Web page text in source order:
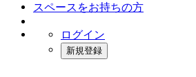
スペースをお持ちの方
ログイン
新規登録